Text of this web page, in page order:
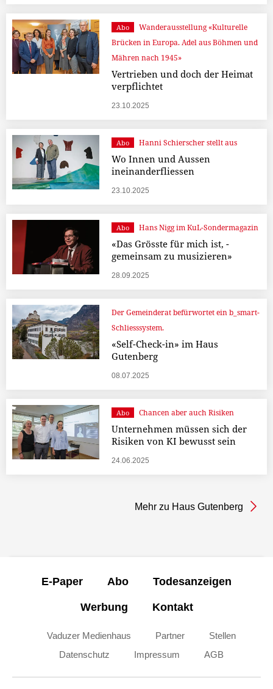
Abo
Wanderausstellung «Kulturelle
Brücken in Europa. Adel aus Böhmen und
Mähren nach 1945»
Vertrieben und doch der Heimat
verpflichtet
23.10.2025
Abo Hanni Schierscher stellt aus
Wo Innen und Aussen
ineinanderfliessen
23.10.2025
Abo Hans Nigg im KuL-Sondermagazin
«Das Grösste für mich ist, ­
gemeinsam zu musizieren»
28.09.2025
Der Gemeinderat befürwortet ein b_smart-
Schliesssystem.
«Self-Check-in» im Haus
Gutenberg
08.07.2025
Abo Chancen aber auch Risiken
Unternehmen müssen sich der
Risiken von KI bewusst sein
24.06.2025
Mehr zu Haus Gutenberg
E-Paper Abo Todesanzeigen
Werbung Kontakt
Vaduzer Medienhaus Partner
Stellen
Datenschutz
Impressum AGB